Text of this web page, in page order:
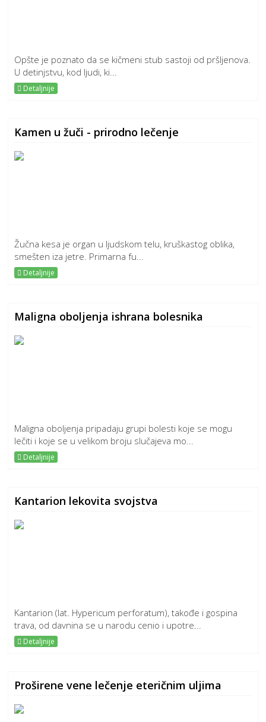
Opšte je poznato da se kičmeni stub sastoji od pršljenova.
U detinjstvu, kod ljudi, ki...
Detaljnije
Kamen u žuči - prirodno lečenje
Žučna kesa je organ u ljudskom telu, kruškastog oblika,
smešten iza jetre. Primarna fu...
Detaljnije
Maligna oboljenja ishrana bolesnika
Maligna oboljenja pripadaju grupi bolesti koje se mogu
lečiti i koje se u velikom broju slučajeva mo...
Detaljnije
Kantarion lekovita svojstva
Kantarion (lat. Hypericum perforatum), takođe i gospina
trava, od davnina se u narodu cenio i upotre...
Detaljnije
Proširene vene lečenje eteričnim uljima